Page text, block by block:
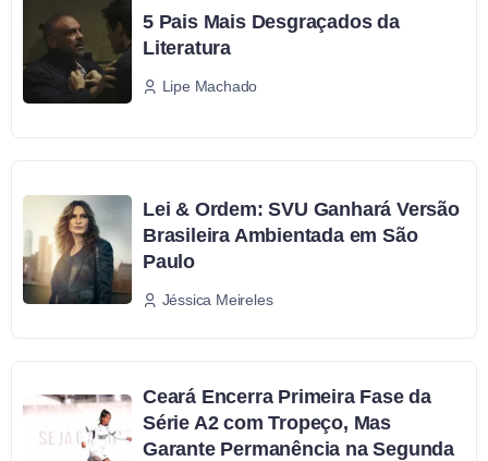
5 Pais Mais Desgraçados da
Literatura
Lipe Machado
Lei & Ordem: SVU Ganhará Versão
Brasileira Ambientada em São
Paulo
Jéssica Meireles
Ceará Encerra Primeira Fase da
Série A2 com Tropeço, Mas
Garante Permanência na Segunda